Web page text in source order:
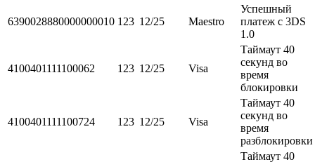
6390028880000000010 123 12/25 Maestro
Успешный
платеж с 3DS
1.0
4100401111100062 123 12/25 Visa
Таймаут 40
секунд во
время
блокировки
4100401111100724 123 12/25 Visa
Таймаут 40
секунд во
время
разблокировки
Таймаут 40